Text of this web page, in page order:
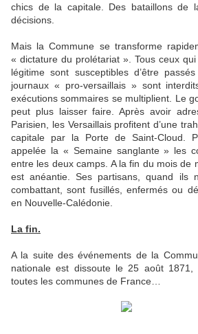
chics de la capitale. Des bataillons de
décisions.
Mais la Commune se transforme
« dictature du prolétariat ». Tous ceux
légitime sont susceptibles d’être
journaux « pro-versaillais » sont
exécutions sommaires se multiplient. Le
peut plus laisser faire. Après avoir
Parisien, les Versaillais profitent d’une
capitale par la Porte de Saint-Cloud.
appelée la « Semaine sanglante » les
entre les deux camps. A la fin du mois de
est anéantie. Ses partisans, quand ils
combattant, sont fusillés, enfermés ou
en Nouvelle-Calédonie.
La fin.
A la suite des événements de la
nationale est dissoute le 25 août
toutes les communes de France…